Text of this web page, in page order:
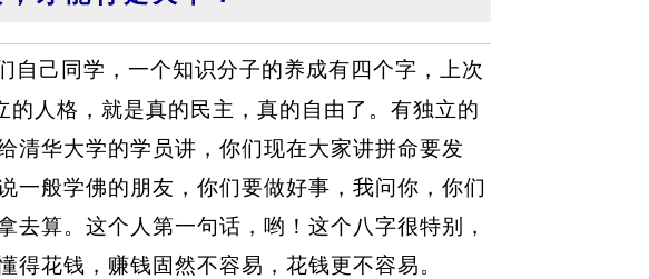
己同学，一个知识分子的养成有四个字，上次
的人格，就是真的民主，真的自由了。有独立的
清华大学的学员讲，你们现在大家讲拼命要发
一般学佛的朋友，你们要做好事，我问你，你们
算。这个人第一句话，哟！这个八字很特别，
花钱，赚钱固然不容易，花钱更不容易。